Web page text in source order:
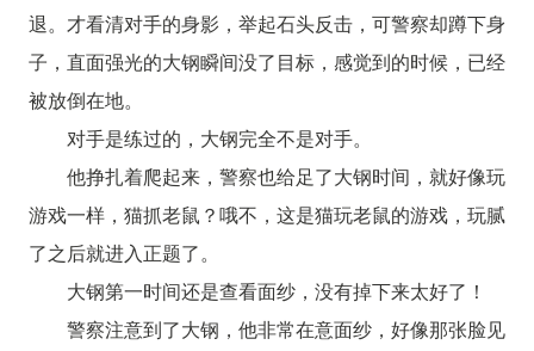
退。才看清对手的身影，举起石头反击，可警察却蹲下身
子，直面强光的大钢瞬间没了目标，感觉到的时候，已经
被放倒在地。
对手是练过的，大钢完全不是对手。
他挣扎着爬起来，警察也给足了大钢时间，就好像玩
游戏一样，猫抓老鼠？哦不，这是猫玩老鼠的游戏，玩腻
了之后就进入正题了。
大钢第一时间还是查看面纱，没有掉下来太好了！
警察注意到了大钢，他非常在意面纱，好像那张脸见